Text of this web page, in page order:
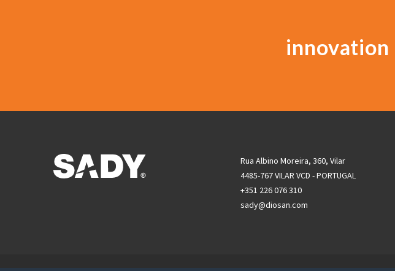
innovation
Rua Albino Moreira, 360, Vilar
4485-767 VILAR VCD - PORTUGAL
+351 226 076 310
sady@diosan.com